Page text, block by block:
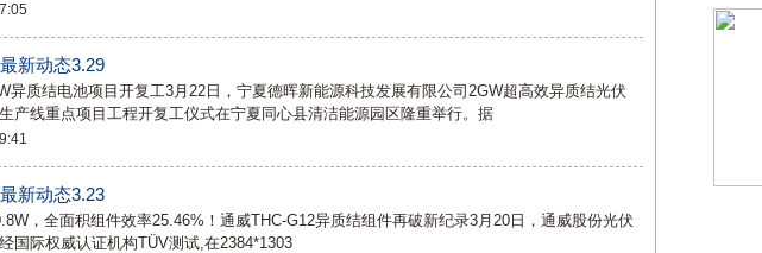
新动态3.29
异质结电池项目开复工3月22日，宁夏德晖新能源科技发展有限公司2GW超高效异质结光伏
产线重点项目工程开复工仪式在宁夏同心县清洁能源园区隆重举行。据
新动态3.23
，全面积组件效率25.46%！通威THC-G12异质结组件再破新纪录3月20日，通威股份光伏
国际权威认证机构TÜV测试,在2384*1303